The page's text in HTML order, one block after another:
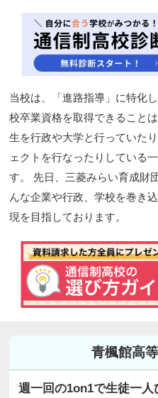
当校は、「進路指導」に特化
校卒業資格を取得できること
生を行政や大学と行っていた
ェクトを行なったりしている
す。 先日、三菱みらい育成財
んな企業や行政、学校を巻き
現を目指しております。
青楓館高
週一回の1on1で生徒一人